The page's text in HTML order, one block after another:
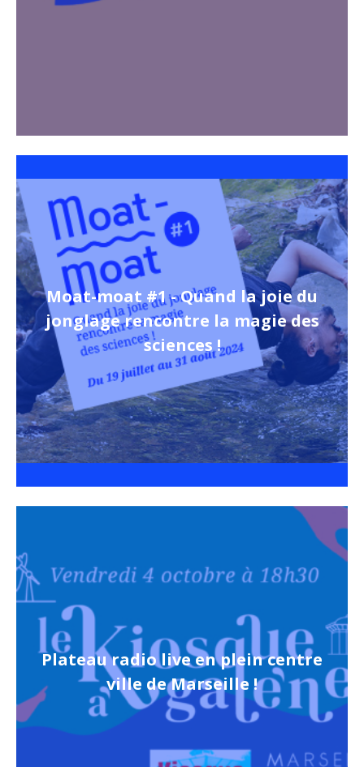
Moat-moat #1 - Quand la joie du
jonglage rencontre la magie des
sciences !
Plateau radio live en plein centre
ville de Marseille !